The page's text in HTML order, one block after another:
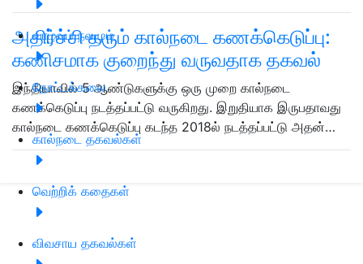
வாழ்வும் நலமும்
தோட்டக்கலை
கால்நடை தகவல்கள்
வெற்றிக் கதைகள்
விவசாய தகவல்கள்
அதிர்ச்சி தரும் கால்நடை கணக்கெடுப்பு:
கணிசமாக குறைந்து வருவதாக தகவல்
இந்தியாவில் 5 ஆண்டுகளுக்கு ஒரு முறை கால்நடை
கணக்கெடுப்பு நடத்தப்பட்டு வருகிறது. இறுதியாக இருபதாவது
கால்நடை கணக்கெடுப்பு கடந்த 2018ல் நடத்தப்பட்டு அதன்…